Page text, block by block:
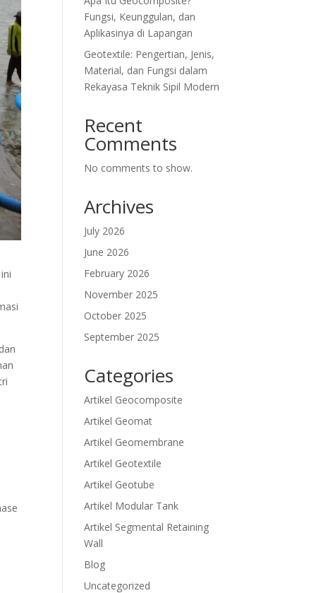
Fungsi, Keunggulan, dan
Aplikasinya di Lapangan
Geotextile: Pengertian, Jenis,
Material, dan Fungsi dalam
Rekayasa Teknik Sipil Modern
Recent
Comments
No comments to show.
Archives
July 2026
June 2026
February 2026
November 2025
October 2025
September 2025
Categories
Artikel Geocomposite
Artikel Geomat
Artikel Geomembrane
Artikel Geotextile
Artikel Geotube
Artikel Modular Tank
Artikel Segmental Retaining
Wall
Blog
Uncategorized